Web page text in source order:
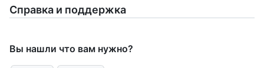
Справка и поддержка
Вы нашли что вам нужно?